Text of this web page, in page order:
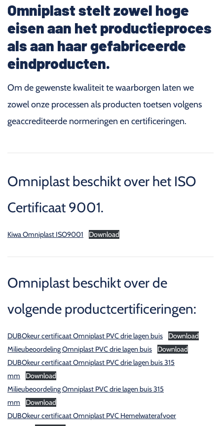
Omniplast stelt zowel hoge
eisen aan het productieproces
als aan haar gefabriceerde
eindproducten.
Om de gewenste kwaliteit te waarborgen laten we
zowel onze processen als producten toetsen volgens
geaccrediteerde normeringen en certificeringen.
Omniplast beschikt over het ISO
Certificaat 9001.
Kiwa Omniplast ISO9001 Download
Omniplast beschikt over de
volgende productcertificeringen:
DUBOkeur certificaat Omniplast PVC drie lagen buis
Download
Milieubeoordeling Omniplast PVC drie lagen buis
Download
DUBOkeur certificaat Omniplast PVC drie lagen buis 315
mm
Download
Milieubeoordeling Omniplast PVC drie lagen buis 315
mm
Download
DUBOkeur certificaat Omniplast PVC Hemelwaterafvoer